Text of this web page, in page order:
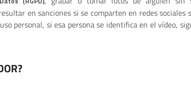
en sanciones si se comparten en redes sociales
personal, si esa persona se identifica en el vídeo,